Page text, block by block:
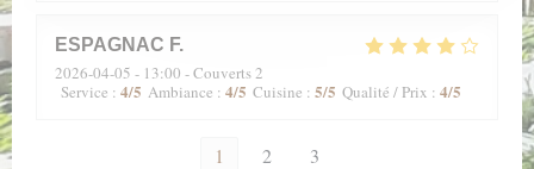
ESPAGNAC F
2026-04-05 - 13:00 - Couverts 2
Service : 4/5 Ambiance : 4/5 Cuisine : 5/5 Qualité / Prix : 4/5
1 2 3